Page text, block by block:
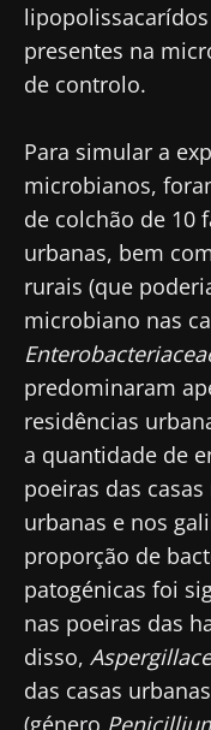
presentes na
de controlo.
Para simular a
microbianos,
de colchão de 10
urbanas, bem
rurais (que
microbiano nas
predominaram
residências
a quantidade de
poeiras das
urbanas e nos
proporção de
patogénicas foi
nas poeiras das
disso,
das casas
(género
Fique
Junte-se à
saúde e
receba o
Magazine" para
últimas notícias